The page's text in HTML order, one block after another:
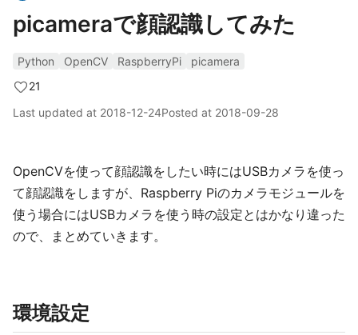
picameraで顔認識してみた
Python OpenCV RaspberryPi
picamera
21
Last updated at 2018-12-24Posted at 2018-09-28
OpenCVを使って顔認識をしたい時にはUSBカメラを使っ
て顔認識をしますが、Raspberry Piのカメラモジュールを
使う場合にはUSBカメラを使う時の設定とはかなり違った
ので、まとめていきます。
環境設定